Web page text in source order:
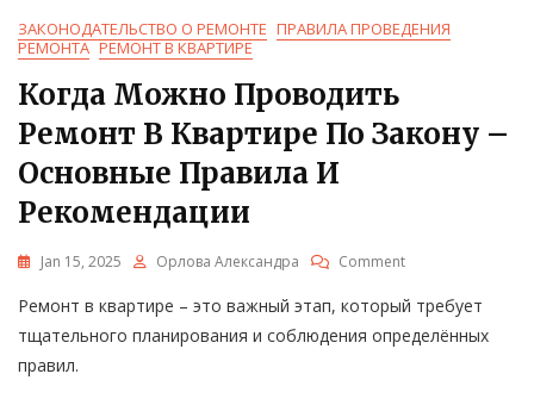
ЗАКОНОДАТЕЛЬСТВО О РЕМОНТЕ ПРАВИЛА ПРОВЕДЕНИЯ
РЕМОНТА РЕМОНТ В КВАРТИРЕ
Когда Можно Проводить
Ремонт В Квартире По Закону –
Основные Правила И
Рекомендации
Jan 15, 2025 Орлова Александра CommentOn
Можно
Проводить
Ремонт
Ремонт в квартире – это важный этап, который требует
тщательного планирования и соблюдения определённых
правил.